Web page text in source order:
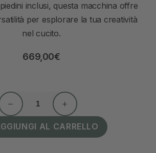
inclusi, questa macchina offre
per esplorare la tua creatività
nel cucito.
669,00€
AL CARRELLO